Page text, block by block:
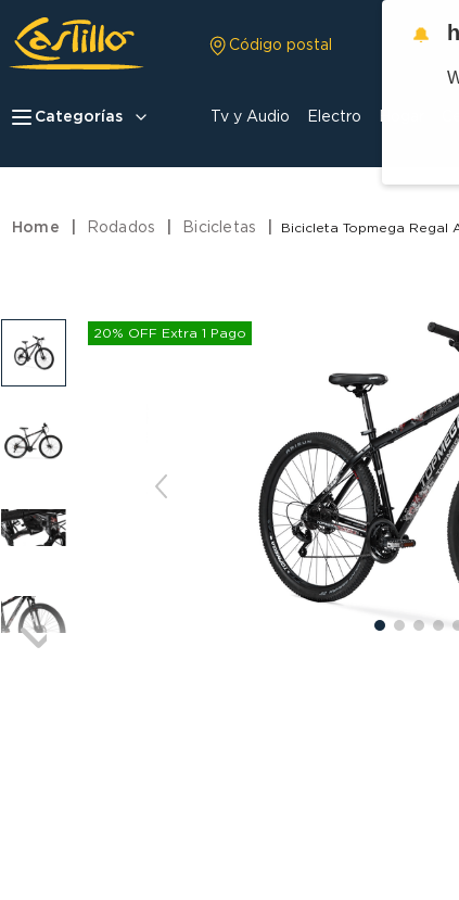
Código postal
Categorías Tv y Audio Electro
Rodados Bicicletas Bicicleta Topmega Regal
20% OFF Extra 1 Pago
🔔